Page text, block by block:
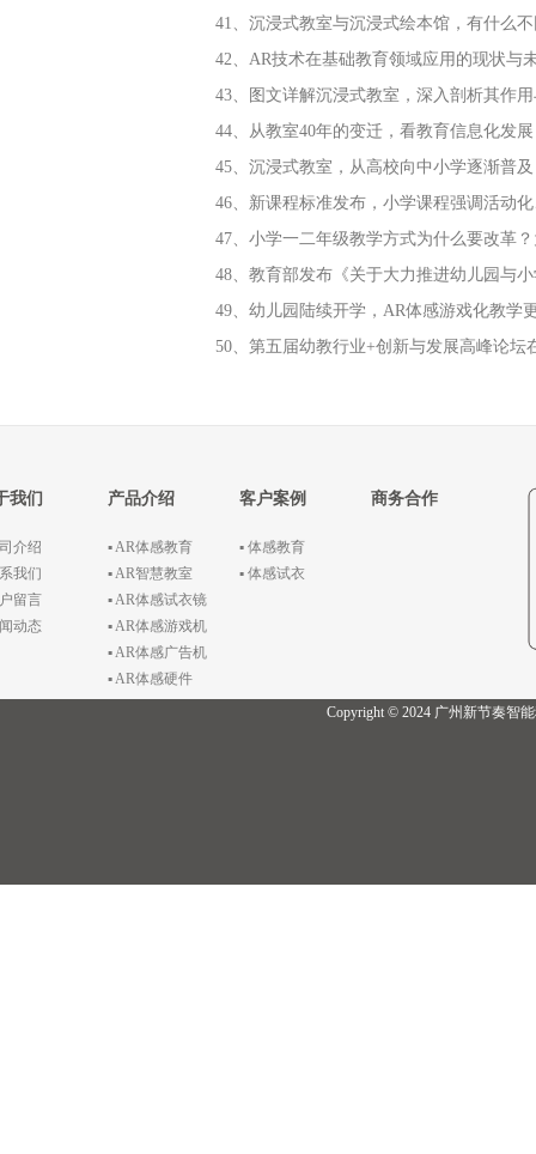
41、沉浸式教室与沉浸式绘本馆，有什么
42、AR技术在基础教育领域应用的现状与
43、图文详解沉浸式教室，深入剖析其作
44、从教室40年的变迁，看教育信息化发展
45、沉浸式教室，从高校向中小学逐渐普及
46、新课程标准发布，小学课程强调活动
47、小学一二年级教学方式为什么要改革
48、教育部发布《关于大力推进幼儿园与
49、幼儿园陆续开学，AR体感游戏化教学
50、第五届幼教行业+创新与发展高峰论坛
我们
介绍
我们
留言
动态
产品介绍
▪ AR体感教育
▪ AR智慧教室
▪ AR体感试衣镜
▪ AR体感游戏机
▪ AR体感广告机
▪ AR体感硬件
客户案例
▪ 体感教育
▪ 体感试衣
商务合作
Copyright © 2024 广州新节奏智